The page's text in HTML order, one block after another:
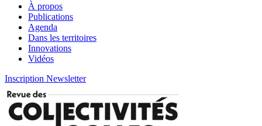
À propos
Publications
Agenda
Dans les territoires
Innovations
Vidéos
Inscription Newsletter